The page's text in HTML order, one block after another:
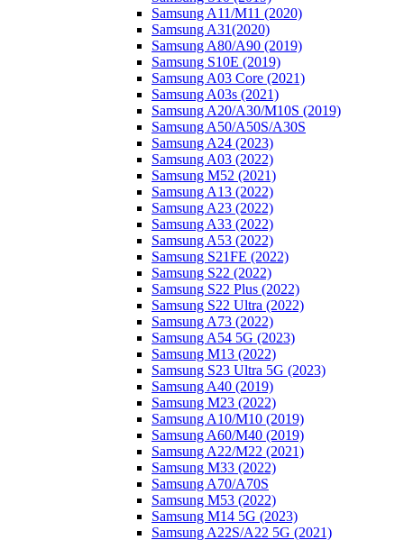
Samsung A11/M11 (2020)
Samsung A31(2020)
Samsung A80/A90 (2019)
Samsung S10E (2019)
Samsung A03 Core (2021)
Samsung A03s (2021)
Samsung A20/A30/M10S (2019)
Samsung A50/A50S/A30S
Samsung A24 (2023)
Samsung A03 (2022)
Samsung M52 (2021)
Samsung A13 (2022)
Samsung A23 (2022)
Samsung A33 (2022)
Samsung A53 (2022)
Samsung S21FE (2022)
Samsung S22 (2022)
Samsung S22 Plus (2022)
Samsung S22 Ultra (2022)
Samsung A73 (2022)
Samsung A54 5G (2023)
Samsung M13 (2022)
Samsung S23 Ultra 5G (2023)
Samsung A40 (2019)
Samsung M23 (2022)
Samsung A10/M10 (2019)
Samsung A60/M40 (2019)
Samsung A22/M22 (2021)
Samsung M33 (2022)
Samsung A70/A70S
Samsung M53 (2022)
Samsung M14 5G (2023)
Samsung A22S/A22 5G (2021)